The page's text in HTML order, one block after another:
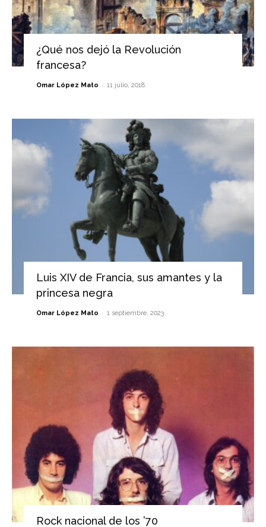
¿Qué nos dejó la Revolución
francesa?
Omar López Mato - 11 julio, 2018
Luis XIV de Francia, sus amantes y la
princesa negra
Omar López Mato - 1 septiembre, 2023
Rock nacional de los ’70